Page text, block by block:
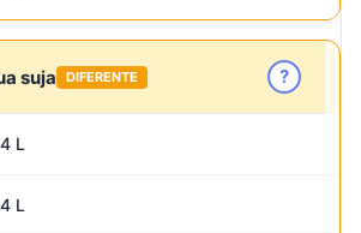
suja DIFERENTE ?
4 L
4 L